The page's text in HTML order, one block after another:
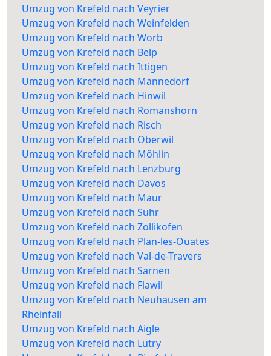
Umzug von Krefeld nach Veyrier
Umzug von Krefeld nach Weinfelden
Umzug von Krefeld nach Worb
Umzug von Krefeld nach Belp
Umzug von Krefeld nach Ittigen
Umzug von Krefeld nach Männedorf
Umzug von Krefeld nach Hinwil
Umzug von Krefeld nach Romanshorn
Umzug von Krefeld nach Risch
Umzug von Krefeld nach Oberwil
Umzug von Krefeld nach Möhlin
Umzug von Krefeld nach Lenzburg
Umzug von Krefeld nach Davos
Umzug von Krefeld nach Maur
Umzug von Krefeld nach Suhr
Umzug von Krefeld nach Zollikofen
Umzug von Krefeld nach Plan-les-Ouates
Umzug von Krefeld nach Val-de-Travers
Umzug von Krefeld nach Sarnen
Umzug von Krefeld nach Flawil
Umzug von Krefeld nach Neuhausen am
Rheinfall
Umzug von Krefeld nach Aigle
Umzug von Krefeld nach Lutry